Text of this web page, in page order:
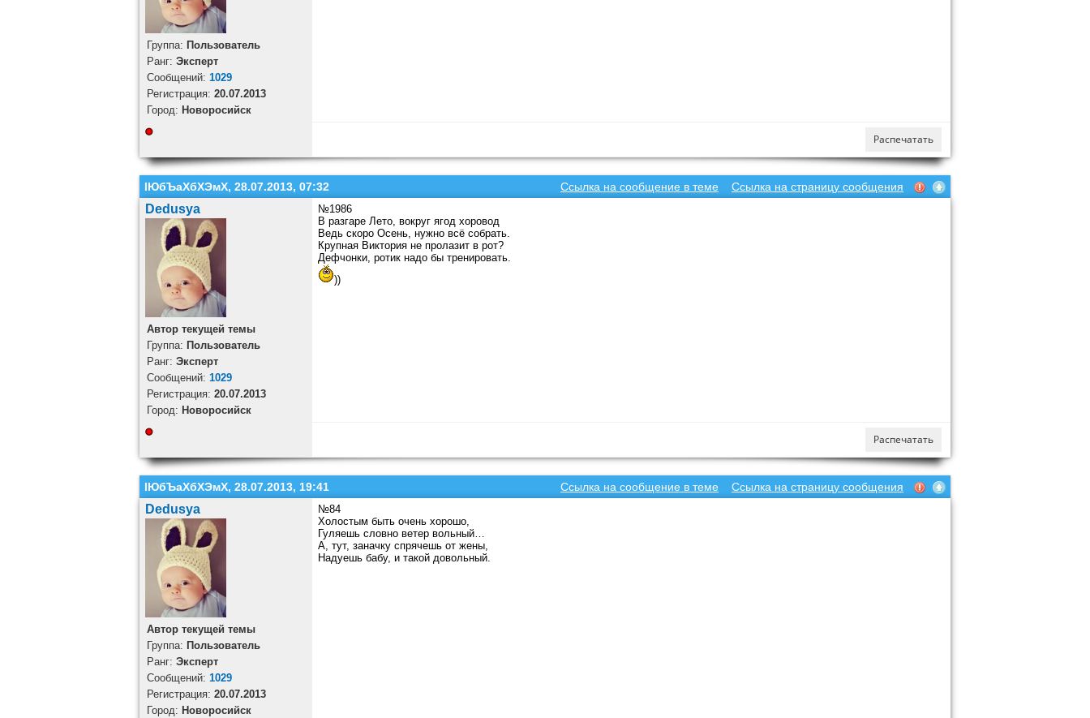
Группа: Пользователь
Ранг: Эксперт
Cообщений: 1029
Регистрация: 20.07.2013
Город: Новоросийск
Распечатать
Ссылка на сообщение в теме Ссылка на страницу сообщения
ІЮбЪаХбХЭмХ, 28.07.2013, 07:32
Dedusya
Автор текущей темы
Группа: Пользователь
Ранг: Эксперт
Cообщений: 1029
Регистрация: 20.07.2013
Город: Новоросийск
№1986
В разгаре Лето, вокруг ягод хоровод
Ведь скоро Осень, нужно всё собрать.
Крупная Виктория не пролазит в рот?
Дефчонки, ротик надо бы тренировать.
))
Распечатать
Ссылка на сообщение в теме Ссылка на страницу сообщения
ІЮбЪаХбХЭмХ, 28.07.2013, 19:41
Dedusya
Автор текущей темы
Группа: Пользователь
Ранг: Эксперт
Cообщений: 1029
Регистрация: 20.07.2013
Город: Новоросийск
№84
Холостым быть очень хорошо,
Гуляешь словно ветер вольный…
А, тут, заначку спрячешь от жены,
Надуешь бабу, и такой довольный.